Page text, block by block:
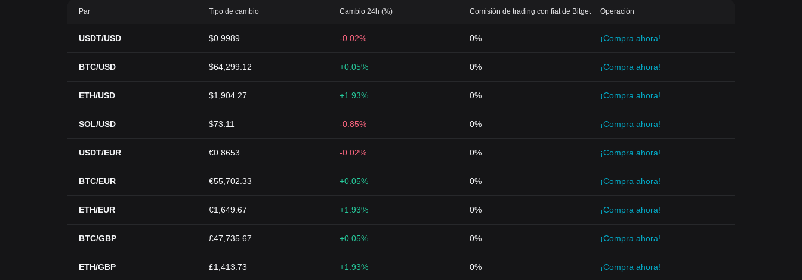
Par Tipo de cambio Cambio 24h (%) Comisión de trading con fiat de Bitget Operación
USDT/USD $0.9989 -0.02% 0% ¡Compra ahora!
BTC/USD $64,299.12 +0.05% 0% ¡Compra ahora!
ETH/USD $1,904.27 +1.93% 0% ¡Compra ahora!
SOL/USD $73.11 -0.85% 0% ¡Compra ahora!
USDT/EUR €0.8653 -0.02% 0% ¡Compra ahora!
BTC/EUR €55,702.33 +0.05% 0% ¡Compra ahora!
ETH/EUR €1,649.67 +1.93% 0% ¡Compra ahora!
BTC/GBP £47,735.67 +0.05% 0% ¡Compra ahora!
ETH/GBP £1,413.73 +1.93% 0% ¡Compra ahora!